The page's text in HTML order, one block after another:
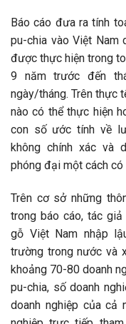
Báo cáo đưa ra tính
pu-chia vào Việt Nam
được thực hiện trong
9 năm trước đến
ngày/tháng. Trên thực
nào có thể thực hiện
con số ước tính về
không chính xác và
phóng đại một cách có
Trên cơ sở những
trong báo cáo, tác
gỗ Việt Nam nhập
trường trong nước và
khoảng 70-80 doanh
pu-chia, số doanh
doanh nghiệp của cả